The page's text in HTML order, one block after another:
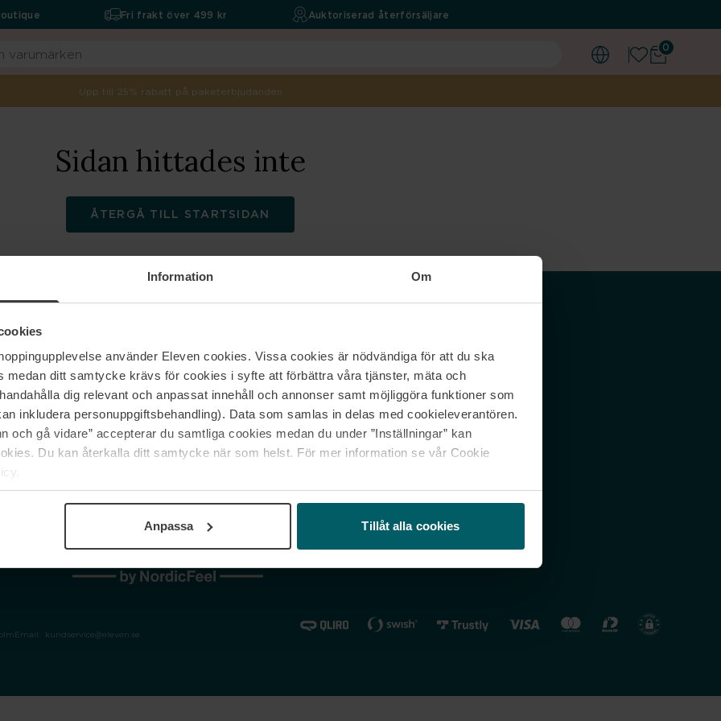
Information Om
använder Eleven cookies. Vissa cookies är nödvändiga för att du ska
medan ditt samtycke krävs för cookies i syfte att förbättra våra tjänster, mäta och
dig relevant och anpassat innehåll och annonser samt möjliggöra funktioner som
inkludera personuppgiftsbehandling). Data som samlas in delas med cookieleverantören.
och gå vidare” accepterar du samtliga cookies medan du under ”Inställningar” kan
Du kan återkalla ditt samtycke när som helst. För mer information se vår Cookie
Anpassa Tillåt alla cookies
0
Fri frakt över 499 kr Auktoriserad återförsäljare
Upp till 25% rabatt på paketerbjudanden
Sidan hittades inte
ÅTERGÅ TILL STARTSIDAN
Om oss
Jobba hos oss
Våra varumärken
Kontakta oss
Vanliga frågor & svar
Spåra min beställning
reklamationer
Nordicfeel SE
Nordicfeel FI
Nordicfeel NO
Email: kundservice@eleven.se